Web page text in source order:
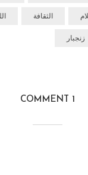
الثقافة
زنجبار
1 COMMENT